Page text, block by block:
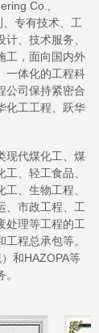
Co.,
专有技术、工
、技术服务、
工，面向国内外
一体化的工程科
公司保持紧密合
化工工程、跃华
现代煤化工、煤
、轻工食品、
、生物工程、
、市政工程、工
处理等工程的工
程总承包等。
和HAZOPA等